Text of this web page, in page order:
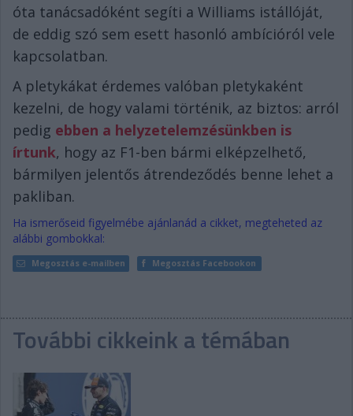
óta tanácsadóként segíti a Williams istállóját,
de eddig szó sem esett hasonló ambícióról vele
kapcsolatban.
A pletykákat érdemes valóban pletykaként
kezelni, de hogy valami történik, az biztos: arról
pedig ebben a helyzetelemzésünkben is
írtunk, hogy az F1-ben bármi elképzelhető,
bármilyen jelentős átrendeződés benne lehet a
pakliban.
Ha ismerőseid figyelmébe ajánlanád a cikket, megteheted az
alábbi gombokkal:
Megosztás e-mailben Megosztás Facebookon
További cikkeink a témában